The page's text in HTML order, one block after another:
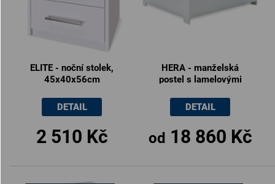
ELITE - noční stolek,
45x40x56cm
2 510 Kč
DETAIL
HERA - manželská
postel s lamelovými
160x200cm
od 18 860 Kč
DETAIL